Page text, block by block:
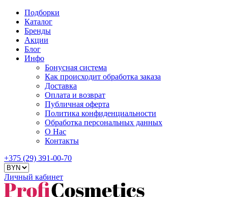
Подборки
Каталог
Бренды
Акции
Блог
Инфо
Бонусная система
Как происходит обработка заказа
Доставка
Оплата и возврат
Публичная оферта
Политика конфиденциальности
Обработка персональных данных
О Нас
Контакты
+375 (29) 391-00-70
Личный кабинет